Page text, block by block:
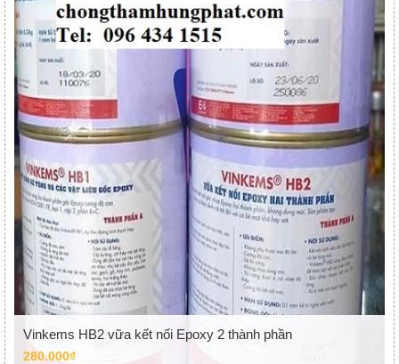
Vinkems HB2 vữa kết nối Epoxy 2 thành phần
280.000₫